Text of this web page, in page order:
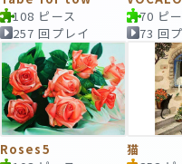
108 ピース
257 回プレイ
70 ピ
73 回
Roses5
猫